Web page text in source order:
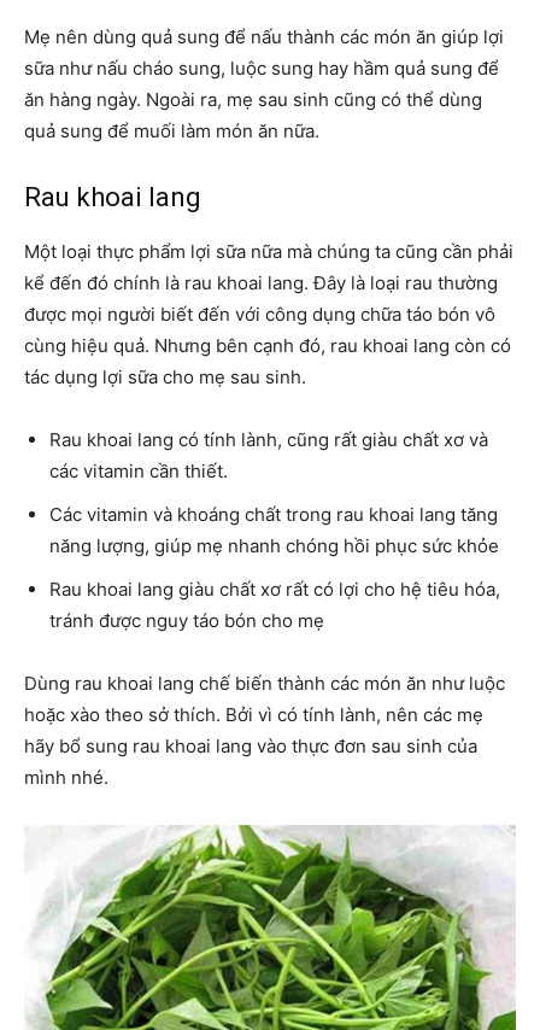
Mẹ nên dùng quả sung để nấu thành các món ăn giúp lợi
sữa như nấu cháo sung, luộc sung hay hầm quả sung để
ăn hàng ngày. Ngoài ra, mẹ sau sinh cũng có thể dùng
quả sung để muối làm món ăn nữa.
Rau khoai lang
Một loại thực phẩm lợi sữa nữa mà chúng ta cũng cần phải
kể đến đó chính là rau khoai lang. Đây là loại rau thường
được mọi người biết đến với công dụng chữa táo bón vô
cùng hiệu quả. Nhưng bên cạnh đó, rau khoai lang còn có
tác dụng lợi sữa cho mẹ sau sinh.
Rau khoai lang có tính lành, cũng rất giàu chất xơ và
các vitamin cần thiết.
Các vitamin và khoáng chất trong rau khoai lang tăng
năng lượng, giúp mẹ nhanh chóng hồi phục sức khỏe
Rau khoai lang giàu chất xơ rất có lợi cho hệ tiêu hóa,
tránh được nguy táo bón cho mẹ
Dùng rau khoai lang chế biến thành các món ăn như luộc
hoặc xào theo sở thích. Bởi vì có tính lành, nên các mẹ
hãy bổ sung rau khoai lang vào thực đơn sau sinh của
mình nhé.